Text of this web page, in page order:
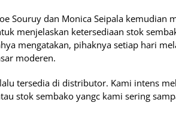
Souruy dan Monica Seipala kemudian
menjelaskan ketersediaan stok
mengatakan, pihaknya setiap hari
moderen.
tersedia di distributor. Kami intens
stok sembako yangc kami sering